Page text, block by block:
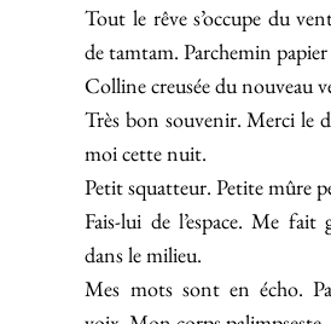
Tout le rêve s’occupe du
de tamtam. Parchemin
Colline creusée du nouveau
Très bon souvenir. Merci le
moi cette nuit.
Petit squatteur. Petite mûre
Fais-lui de l’espace. Me fait
dans le milieu.
Mes mots sont en écho.